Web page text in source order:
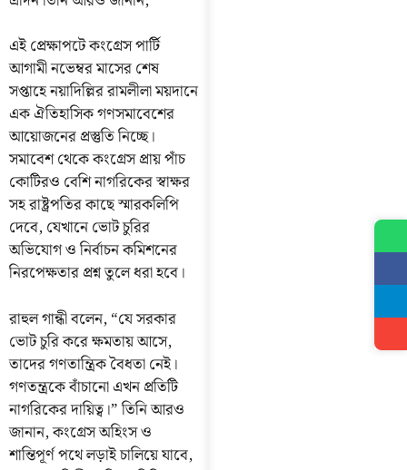
এই প্রেক্ষাপটে কংগ্রেস পার্টি
আগামী নভেম্বর মাসের শেষ
সপ্তাহে নয়াদিল্লির রামলীলা ময়দানে
এক ঐতিহাসিক গণসমাবেশের
আয়োজনের প্রস্তুতি নিচ্ছে।
সমাবেশ থেকে কংগ্রেস প্রায় পাঁচ
কোটিরও বেশি নাগরিকের স্বাক্ষর
সহ রাষ্ট্রপতির কাছে স্মারকলিপি
দেবে, যেখানে ভোট চুরির
অভিযোগ ও নির্বাচন কমিশনের
নিরপেক্ষতার প্রশ্ন তুলে ধরা হবে।
রাহুল গান্ধী বলেন, “যে সরকার
ভোট চুরি করে ক্ষমতায় আসে,
তাদের গণতান্ত্রিক বৈধতা নেই।
গণতন্ত্রকে বাঁচানো এখন প্রতিটি
নাগরিকের দায়িত্ব।” তিনি আরও
জানান, কংগ্রেস অহিংস ও
শান্তিপূর্ণ পথে লড়াই চালিয়ে যাবে,